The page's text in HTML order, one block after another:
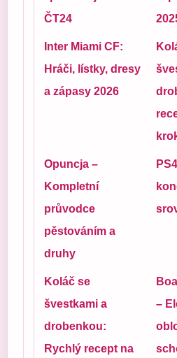
ČT24
Inter Miami CF:
Hráči, lístky, dresy
a zápasy 2026
Opuncja –
Kompletní
průvodce
pěstováním a
druhy
Koláč se
švestkami a
drobenkou:
Rychlý recept na
–